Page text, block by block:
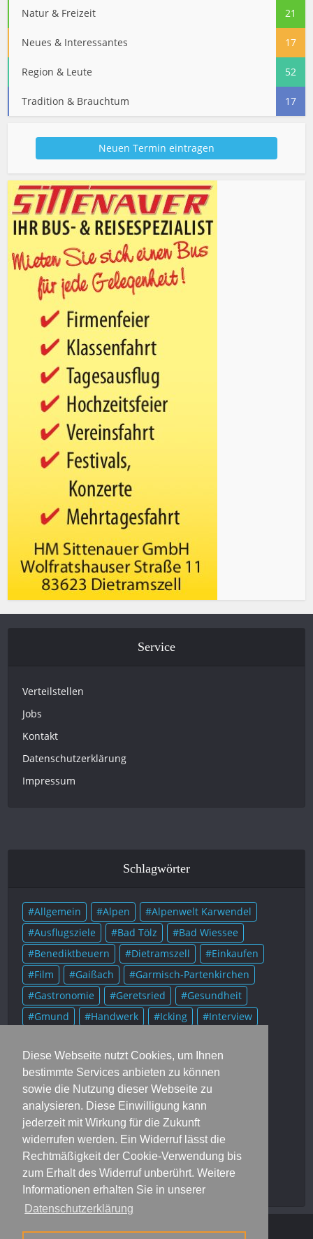
Diese Webseite nutzt Cookies, um Ihnen
bestimmte Services anbieten zu können
sowie die Nutzung dieser Webseite zu
analysieren. Diese Einwilligung kann
jederzeit mit Wirkung für die Zukunft
widerrufen werden. Ein Widerruf lässt die
Rechtmäßigkeit der Cookie-Verwendung bis
zum Erhalt des Widerruf unberührt. Weitere
Informationen erhalten Sie in unserer
Datenschutzerklärung
Natur & Freizeit 21
Neues & Interessantes 17
Region & Leute 52
Tradition & Brauchtum 17
Neuen Termin eintragen
Service
Verteilstellen
Jobs
Kontakt
Datenschutzerklärung
Impressum
Schlagwörter
Allgemein Alpen
Alpenwelt Karwendel
Ausflugsziele
Bad Tölz
Bad Wiessee
Benediktbeuern
Dietramszell
Einkaufen
Film
Gaißach
Garmisch-Partenkirchen
Gastronomie
Geretsried
Gesundheit
Gmund
Handwerk Icking
Interview
Mittenwald
Murnau Museum
München
Münsing
Oberammergau
Onlineausgaben
Portrait
Rezensionen
Rezepte
Rottach-Egern
Schlehdorf
Soziales Sport
Starnberg
Tegernsee
Trachten
Veranstaltungen
Vereine
Wolfratshausen
Dahoam Jobs Mediadaten Kontakt Impressum